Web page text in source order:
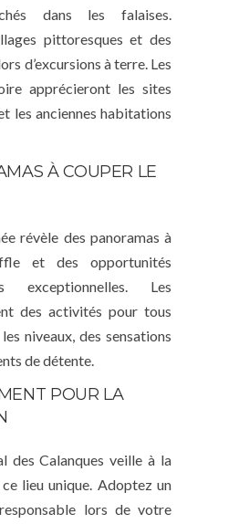
dans les falaises.
pittoresques et des
d’excursions à terre. Les
apprécieront les sites
les anciennes habitations
À COUPER LE
révèle des panoramas à
et des opportunités
exceptionnelles. Les
des activités pour tous
niveaux, des sensations
de détente.
POUR LA
des Calanques veille à la
lieu unique. Adoptez un
lors de votre